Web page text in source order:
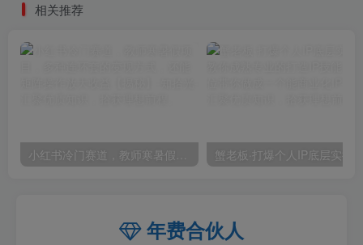
相关推荐
小红书冷门赛道，教师寒暑假项目，多种连环套的变现方式，还能矩阵操作放大收益【揭秘】
年费合伙人